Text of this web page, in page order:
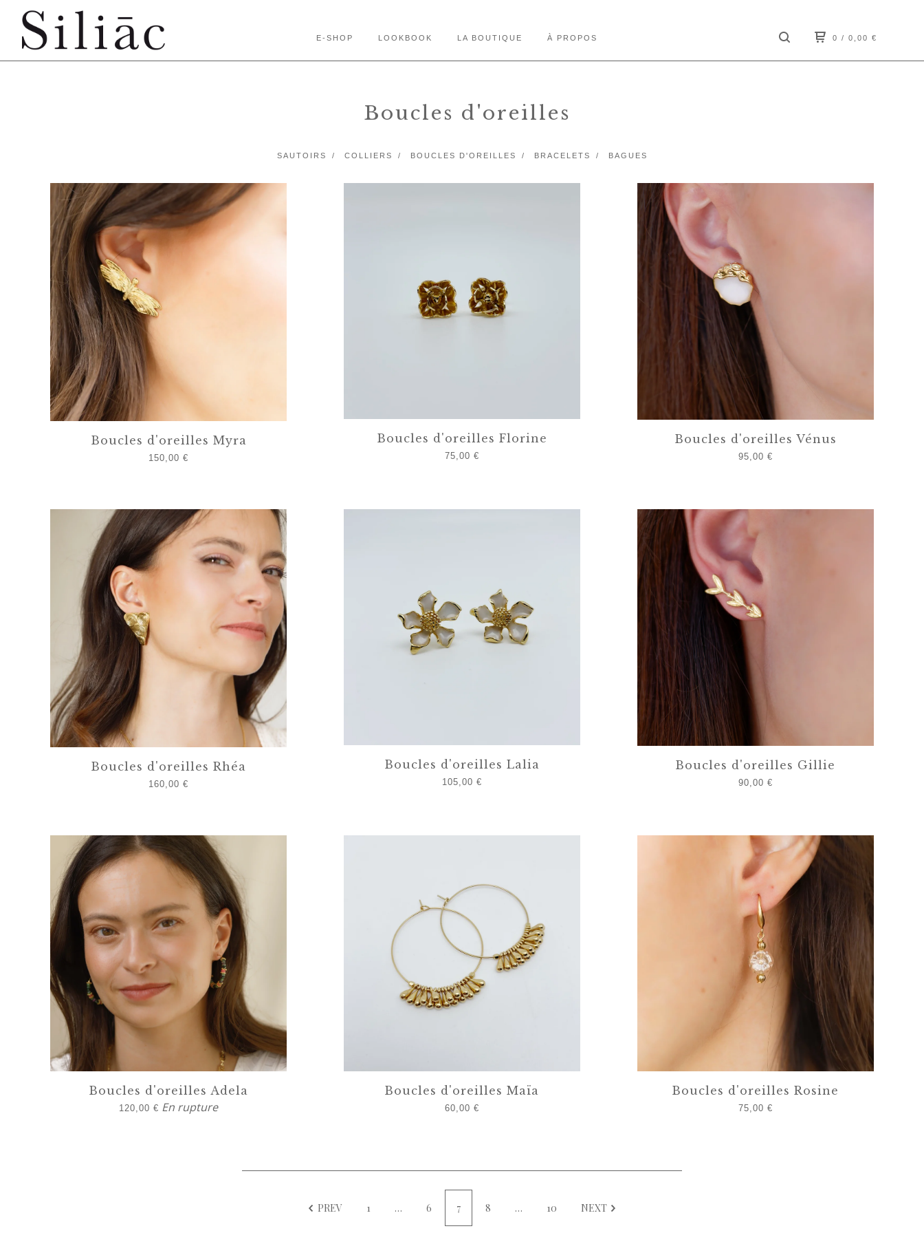
E-SHOP LOOKBOOK LA BOUTIQUE À PROPOS 0 / 0,00 €
Boucles d'oreilles
SAUTOIRS COLLIERS BOUCLES D'OREILLES BRACELETS BAGUES
Boucles d'oreilles Myra
150,00€
Boucles d'oreilles Florine
75,00 €
Boucles d'oreilles Vénus
95,00 €
Boucles d'oreilles Rhéa
160,00€
Boucles d'oreilles Lalia
105,00 €
Boucles d'oreilles Gillie
90,00 €
Boucles d'oreilles Adela
120,00€ En rupture
Boucles d'oreilles Maïa
60,00 €
Boucles d'oreilles Rosine
75,00 €
PREV 1 … 6 7 8 … 10 NEXT